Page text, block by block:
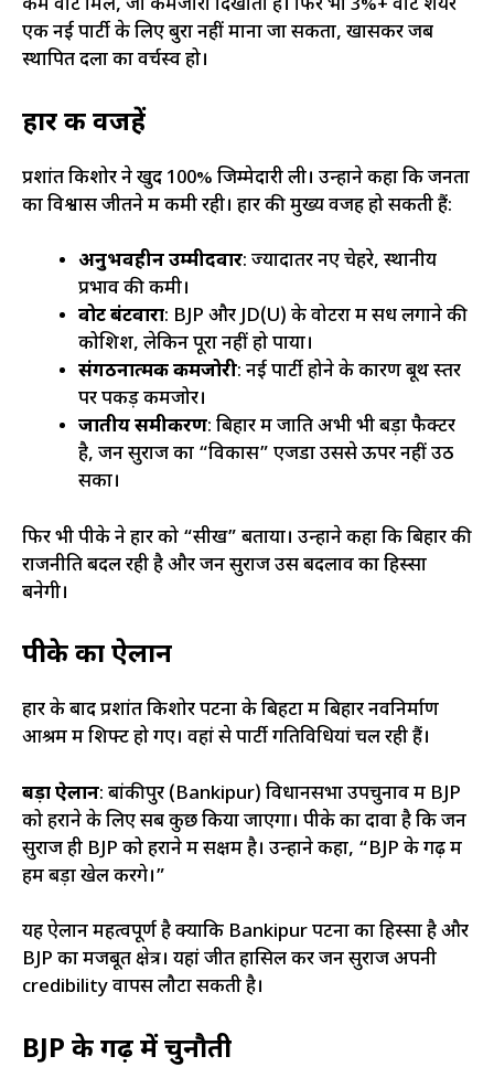
कम वोट मिले, जो कमजोरी दिखाता है। फिर भी 3%+ वोट शेयर
एक नई पार्टी के लिए बुरा नहीं माना जा सकता, खासकर जब
स्थापित दलों का वर्चस्व हो।
हार की वजहें
प्रशांत किशोर ने खुद 100% जिम्मेदारी ली। उन्होंने कहा कि जनता
का विश्वास जीतने में कमी रही। हार की मुख्य वजहें हो सकती हैं:
अनुभवहीन उम्मीदवार: ज्यादातर नए चेहरे, स्थानीय
प्रभाव की कमी।
वोट बंटवारा: BJP और JD(U) के वोटरों में सेंध लगाने की
कोशिश, लेकिन पूरा नहीं हो पाया।
संगठनात्मक कमजोरी: नई पार्टी होने के कारण बूथ स्तर
पर पकड़ कमजोर।
जातीय समीकरण: बिहार में जाति अभी भी बड़ा फैक्टर
है, जन सुराज का “विकास” एजेंडा उससे ऊपर नहीं उठ
सका।
फिर भी पीके ने हार को “सीख” बताया। उन्होंने कहा कि बिहार की
राजनीति बदल रही है और जन सुराज उस बदलाव का हिस्सा
बनेगी।
पीके का ऐलान
हार के बाद प्रशांत किशोर पटना के बिहटा में बिहार नवनिर्माण
आश्रम में शिफ्ट हो गए। वहां से पार्टी गतिविधियां चल रही हैं।
बड़ा ऐलान: बांकीपुर (Bankipur) विधानसभा उपचुनाव में BJP
को हराने के लिए सब कुछ किया जाएगा। पीके का दावा है कि जन
सुराज ही BJP को हराने में सक्षम है। उन्होंने कहा, “BJP के गढ़ में
हम बड़ा खेल करेंगे।”
यह ऐलान महत्वपूर्ण है क्योंकि Bankipur पटना का हिस्सा है और
BJP का मजबूत क्षेत्र। यहां जीत हासिल कर जन सुराज अपनी
credibility वापस लौटा सकती है।
BJP के गढ़ में चुनौती